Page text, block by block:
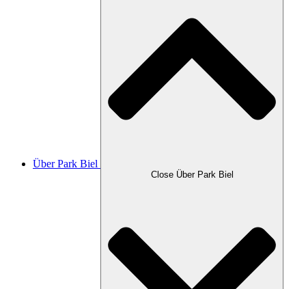
Über Park Biel
Close Über Park Biel